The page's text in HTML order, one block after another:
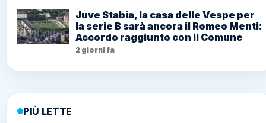
Juve Stabia, la casa delle Vespe per
la serie B sarà ancora il Romeo Menti:
Accordo raggiunto con il Comune
2 giorni fa
PIÙ LETTE